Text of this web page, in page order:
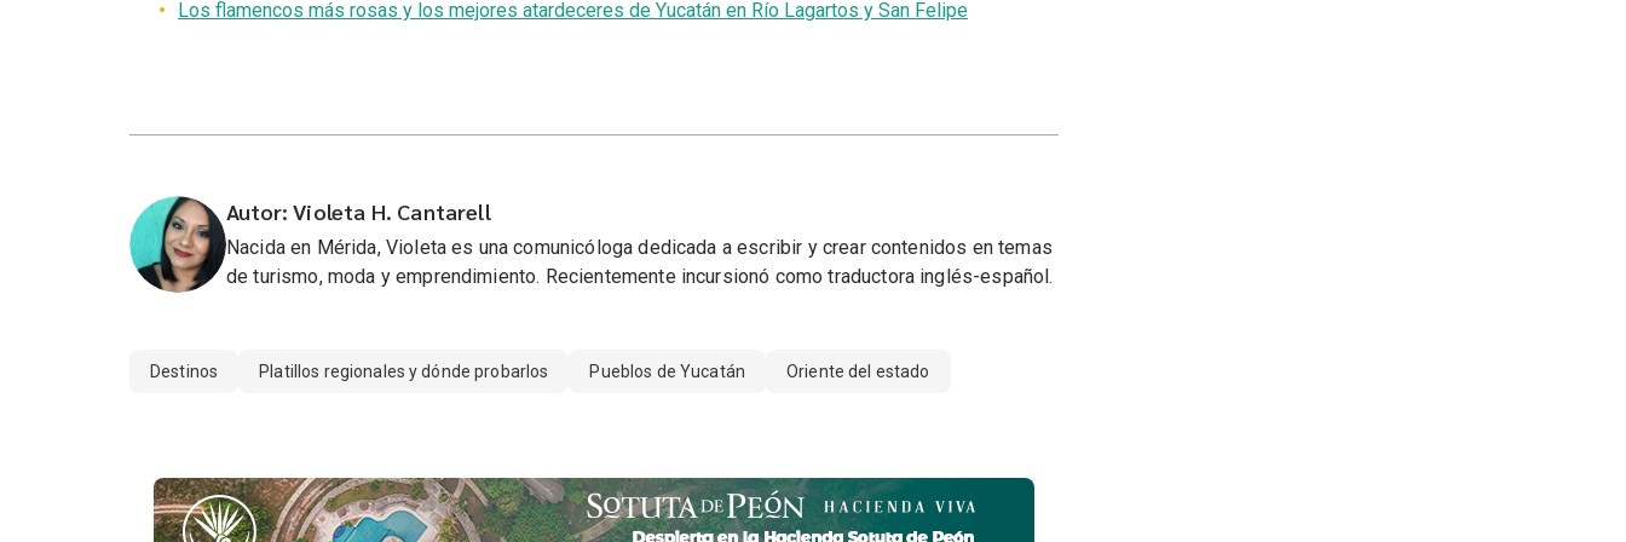
Los flamencos más rosas y los mejores atardeceres de Yucatán en Río Lagartos y San Felipe
Autor: Violeta H. Cantarell
Nacida en Mérida, Violeta es una comunicóloga dedicada a escribir y crear contenidos en temas
de turismo, moda y emprendimiento. Recientemente incursionó como traductora inglés-español.
Destinos Platillos regionales y dónde probarlos Pueblos de Yucatán Oriente del estado